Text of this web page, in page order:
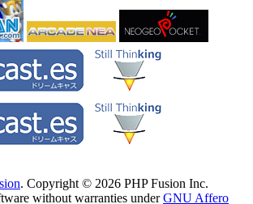
. Copyright © 2026 PHP Fusion Inc.
without warranties underGNU Affero